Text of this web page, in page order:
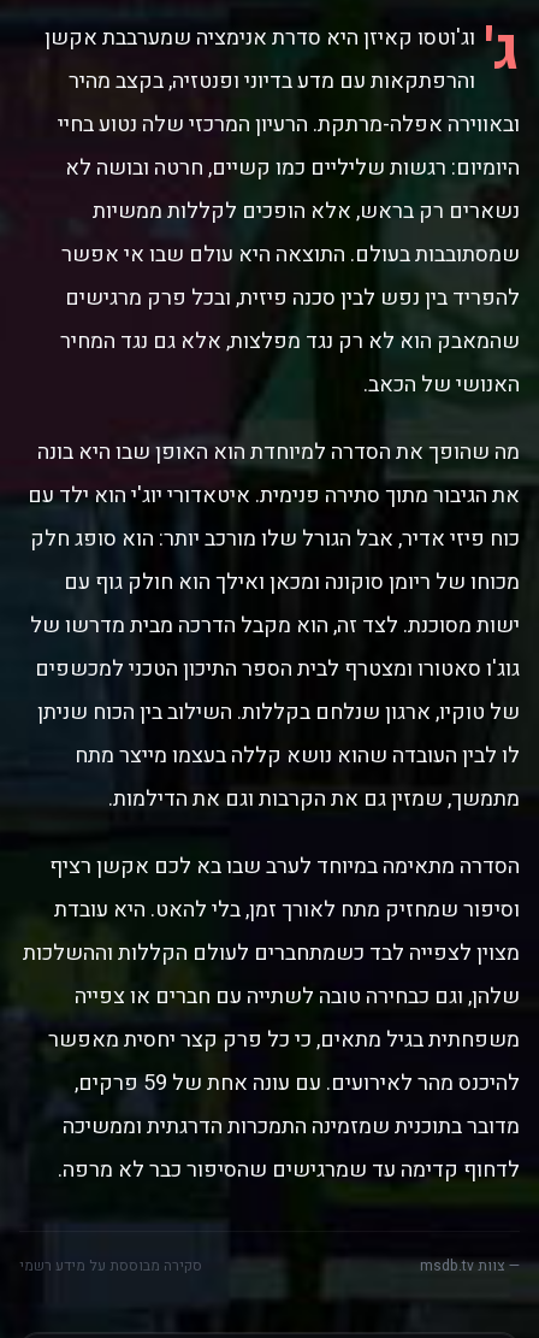
ג' וג'וטסו קאיזן היא סדרת אנימציה שמערבבת אקשן
והרפתקאות עם מדע בדיוני ופנטזיה, בקצב מהיר
ובאווירה אפלה-מרתקת. הרעיון המרכזי שלה נטוע בחיי
היומיום: רגשות שליליים כמו קשיים, חרטה ובושה לא
נשארים רק בראש, אלא הופכים לקללות ממשיות
שמסתובבות בעולם. התוצאה היא עולם שבו אי אפשר
להפריד בין נפש לבין סכנה פיזית, ובכל פרק מרגישים
שהמאבק הוא לא רק נגד מפלצות, אלא גם נגד המחיר
האנושי של הכאב.
מה שהופך את הסדרה למיוחדת הוא האופן שבו היא בונה
את הגיבור מתוך סתירה פנימית. איטאדורי יוג'י הוא ילד עם
כוח פיזי אדיר, אבל הגורל שלו מורכב יותר: הוא סופג חלק
מכוחו של ריומן סוקונה ומכאן ואילך הוא חולק גוף עם
ישות מסוכנת. לצד זה, הוא מקבל הדרכה מבית מדרשו של
גוג'ו סאטורו ומצטרף לבית הספר התיכון הטכני למכשפים
של טוקיו, ארגון שנלחם בקללות. השילוב בין הכוח שניתן
לו לבין העובדה שהוא נושא קללה בעצמו מייצר מתח
מתמשך, שמזין גם את הקרבות וגם את הדילמות.
הסדרה מתאימה במיוחד לערב שבו בא לכם אקשן רציף
וסיפור שמחזיק מתח לאורך זמן, בלי להאט. היא עובדת
מצוין לצפייה לבד כשמתחברים לעולם הקללות וההשלכות
שלהן, וגם כבחירה טובה לשתייה עם חברים או צפייה
משפחתית בגיל מתאים, כי כל פרק קצר יחסית מאפשר
להיכנס מהר לאירועים. עם עונה אחת של 59 פרקים,
מדובר בתוכנית שמזמינה התמכרות הדרגתית וממשיכה
לדחוף קדימה עד שמרגישים שהסיפור כבר לא מרפה.
— צוות msdb.tv סקירה מבוססת על מידע רשמי